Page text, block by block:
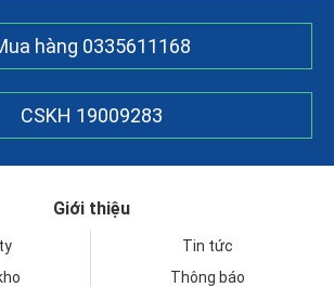
hàng 0335611168
CSKH 19009283
Giới thiệu
Tin tức
Thông báo